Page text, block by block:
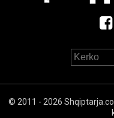
© 2011 - 2026